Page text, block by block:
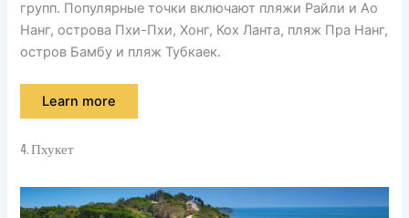
групп. Популярные точки включают пляжи Райли и Ао
Нанг, острова Пхи-Пхи, Хонг, Кох Ланта, пляж Пра Нанг,
остров Бамбу и пляж Тубкаек.
Learn more
4. Пхукет